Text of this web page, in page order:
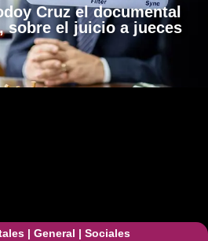
Cruz el documental
sobre el juicio a jueces
| General | Sociales